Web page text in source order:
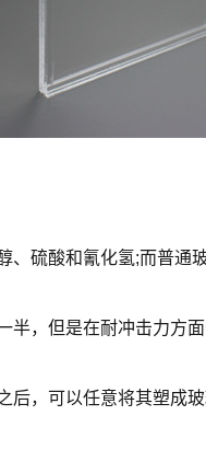
硫酸和氰化氢;而普通
，但是在耐冲击力方
，可以任意将其塑成